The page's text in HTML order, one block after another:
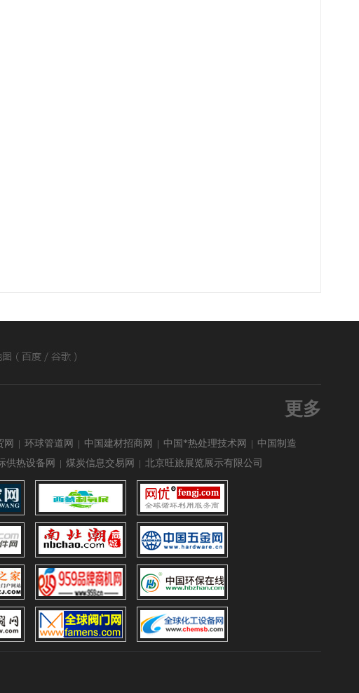
更多
网 | 环球管道网 | 中国建材招商网 | 中国*热处理技术网 | 中国制造
供热设备网 | 煤炭信息交易网 | 北京旺旅展览展示有限公司